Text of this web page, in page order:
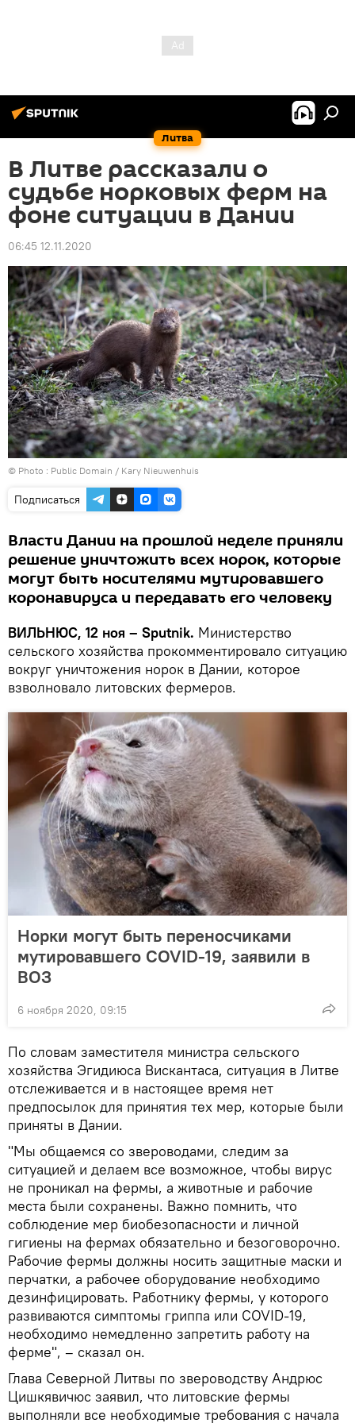
Литва
В Литве рассказали о
судьбе норковых ферм на
фоне ситуации в Дании
06:45 12.11.2020
© Photo : Public Domain / Kary Nieuwenhuis
Подписаться
Власти Дании на прошлой неделе приняли
решение уничтожить всех норок, которые
могут быть носителями мутировавшего
коронавируса и передавать его человеку
ВИЛЬНЮС, 12 ноя – Sputnik. Министерство
сельского хозяйства прокомментировало ситуацию
вокруг уничтожения норок в Дании, которое
взволновало литовских фермеров.
Норки могут быть переносчиками
мутировавшего COVID-19, заявили в
ВОЗ
6 ноября 2020, 09:15
По словам заместителя министра сельского
хозяйства Эгидиюса Вискантаса, ситуация в Литве
отслеживается и в настоящее время нет
предпосылок для принятия тех мер, которые были
приняты в Дании.
"Мы общаемся со звероводами, следим за
ситуацией и делаем все возможное, чтобы вирус
не проникал на фермы, а животные и рабочие
места были сохранены. Важно помнить, что
соблюдение мер биобезопасности и личной
гигиены на фермах обязательно и безоговорочно.
Рабочие фермы должны носить защитные маски и
перчатки, а рабочее оборудование необходимо
дезинфицировать. Работнику фермы, у которого
развиваются симптомы гриппа или COVID-19,
необходимо немедленно запретить работу на
ферме", – сказал он.
Глава Северной Литвы по звероводству Андрюс
Цишкявичюс заявил, что литовские фермы
выполняли все необходимые требования с начала